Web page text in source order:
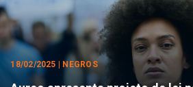
18/02/2025 | NEGROS